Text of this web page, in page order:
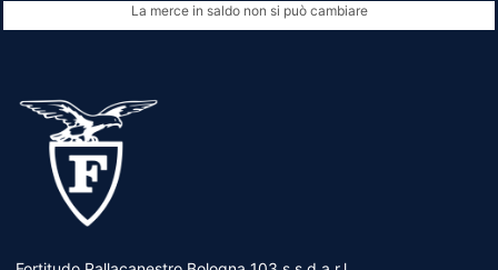
La merce in saldo non si può cambiare